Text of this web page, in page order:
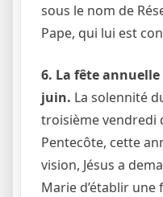
sous le nom de
Pape, qui lui est
6. La fête
juin. La solennité
troisième vendredi
Pentecôte, cette
vision, Jésus a
Marie d’établir une